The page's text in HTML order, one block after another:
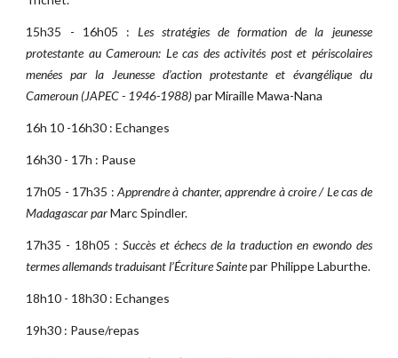
15h35 - 16h05 : Les stratégies de formation de la jeunesse
protestante au Cameroun: Le cas des activités post et périscolaires
menées par la Jeunesse d’action protestante et évangélique du
Cameroun (JAPEC - 1946-1988)par Miraille Mawa-Nana
16h 10 -16h30 : Echanges
16h30 - 17h : Pause
17h05 - 17h35 :Apprendre à chanter, apprendre à croire / Le cas de
Madagascar parMarc Spindler.
17h35 - 18h05 :Succès et échecs de la traduction en ewondo des
termes allemands traduisant l’Écriture Saintepar Philippe Laburthe.
18h10 - 18h30 : Echanges
19h30 : Pause/repas